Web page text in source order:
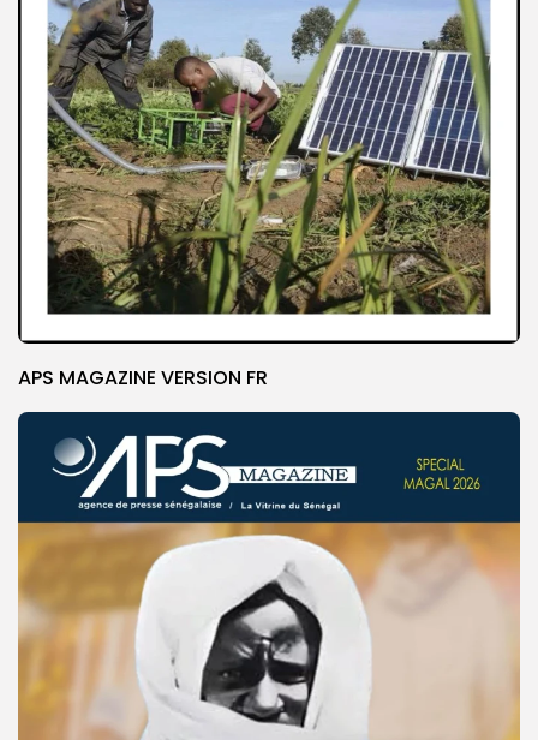
APS MAGAZINE VERSION FR